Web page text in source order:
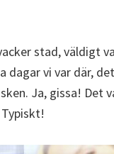
stad, väldigt
dagar vi var där,
Ja, gissa! Det